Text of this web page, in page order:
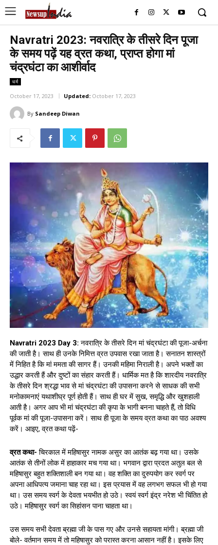
Navratri 2023: नवरात्रि के तीसरे दिन पूजा
के समय पढ़ें यह व्रत कथा, प्राप्त होगा मां
चंद्रघंटा का आशीर्वाद
धर्म
October 17, 2023 Updated: October 17, 2023
By Sandeep Diwan
Navratri 2023 Day 3:नवरात्रि के तीसरे दिन मां चंद्रघंटा की पूजा-अर्चना
की जाती है। साथ ही उनके निमित्त व्रत उपवास रखा जाता है। सनातन शास्त्रों
में निहित है कि मां ममता की सागर हैं। उनकी महिमा निराली है। अपने भक्तों का
उद्धार करती हैं और दुष्टों का संहार करती हैं। धार्मिक मत है कि शारदीय नवरात्रि
के तीसरे दिन श्रद्धा भाव से मां चंद्रघंटा की उपासना करने से साधक की सभी
मनोकामनाएं यथाशीघ्र पूर्ण होती हैं। साथ ही घर में सुख, समृद्धि और खुशहाली
आती है। अगर आप भी मां चंद्रघंटा की कृपा के भागी बनना चाहते हैं, तो विधि
पूर्वक मां की पूजा-उपासना करें। साथ ही पूजा के समय व्रत कथा का पाठ अवश्य
करें। आइए, व्रत कथा पढ़ें-
व्रत कथा-चिरकाल में महिषासुर नामक असुर का आतंक बढ़ गया था। उसके
आतंक से तीनों लोक में हाहाकार मच गया था। भगवान द्वारा प्रदत अतुल बल से
महिषासुर बहुत शक्तिशाली बन गया था। वह शक्ति का दुरुपयोग कर स्वर्ग पर
अपना आधिपत्य जमाना चाह रहा था। इस प्रयास में वह लगभग सफल भी हो गया
था। उस समय स्वर्ग के देवता भयभीत हो उठे। स्वयं स्वर्ग इंद्र नरेश भी चिंतित हो
उठे। महिषासुर स्वर्ग का सिहांसन पाना चाहता था।
उस समय सभी देवता ब्रह्मा जी के पास गए और उनसे सहायता मांगी। ब्रह्मा जी
बोले- वर्तमान समय में तो महिषासुर को परास्त करना आसान नहीं है। इसके लिए